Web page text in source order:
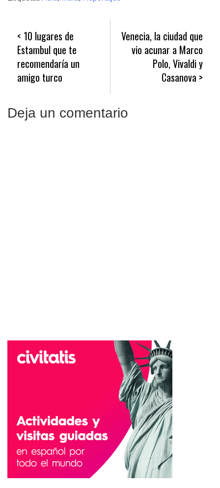
Navegación
de
entradas
10 lugares de
Estambul que te
recomendaría un
amigo turco
Venecia, la ciudad que
vio acunar a Marco
Polo, Vivaldi y
Casanova
Deja un comentario